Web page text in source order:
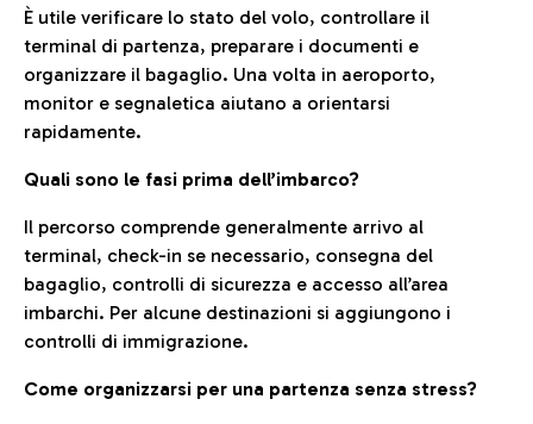
È utile verificare lo stato del volo, controllare il
terminal di partenza, preparare i documenti e
organizzare il bagaglio. Una volta in aeroporto,
monitor e segnaletica aiutano a orientarsi
rapidamente.
Quali sono le fasi prima dell’imbarco?
Il percorso comprende generalmente arrivo al
terminal, check-in se necessario, consegna del
bagaglio, controlli di sicurezza e accesso all’area
imbarchi. Per alcune destinazioni si aggiungono i
controlli di immigrazione.
Come organizzarsi per una partenza senza stress?